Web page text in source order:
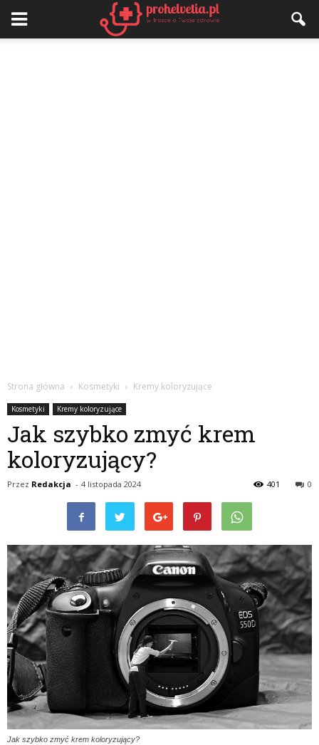
Strona główna Kosmetyki Kremy koloryzujące
Kosmetyki Kremy koloryzujące
Jak szybko zmyć krem
koloryzujący?
Przez Redakcja - 4 listopada 2024 0
401
Jak szybko zmyć krem koloryzujący?